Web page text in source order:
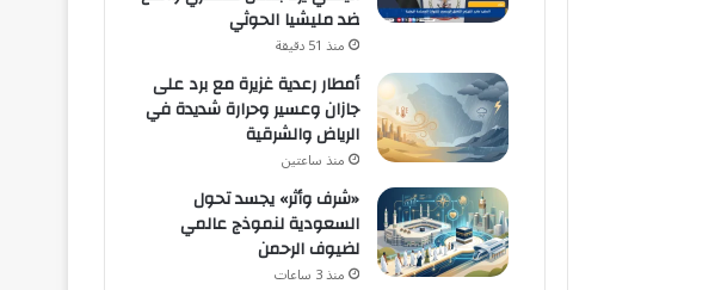
ضد مليشيا الحوثي
منذ 51 دقيقة
أمطار رعدية غزيرة مع برد على
جازان وعسير وحرارة شديدة في
الرياض والشرقية
منذ ساعتين
«شرف وأثر» يجسد تحول
السعودية لنموذج عالمي
لضيوف الرحمن
منذ 3 ساعات